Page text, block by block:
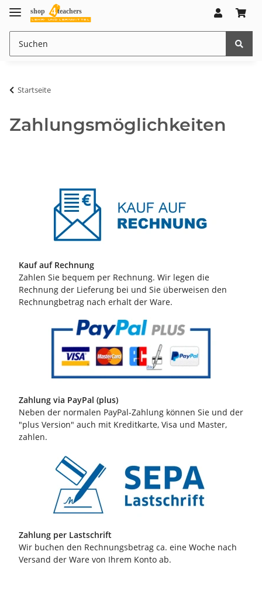
Startseite
Zahlungsmöglichkeiten
Kauf auf Rechnung
Zahlen Sie bequem per Rechnung. Wir legen die
Rechnung der Lieferung bei und Sie überweisen den
Rechnungbetrag nach erhalt der Ware.
Zahlung via PayPal (plus)
Neben der normalen PayPal-Zahlung können Sie und der
"plus Version" auch mit Kreditkarte, Visa und Master,
zahlen.
Zahlung per Lastschrift
Wir buchen den Rechnungsbetrag ca. eine Woche nach
Versand der Ware von Ihrem Konto ab.